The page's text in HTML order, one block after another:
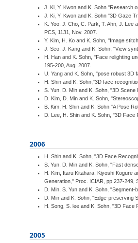
J. Ki, Y. Kwon and K. Sohn "Research
J. Ki, Y. Kwon and K. Sohn "3D Gaze
K. Yoo, J. Cho, C. Park, T. Ahn, J. Lee
PCS, 1131, Nov. 2007.
Y. Kim, H. Ko and K. Sohn, "Image
J. Seo, J. Kang and K. Sohn, "View
H. Han and K. Sohn, "Face relighting
195-200, Aug. 2007.
U. Yang and K. Sohn, "pose robust 3D
H. Shin and K. Sohn,"3D face
S. Yun, D. Min and K. Sohn, "3D
D. Kim, D. Min and K. Sohn,
B. Kim, H. Shin and K. Sohn "A Pose
D. Lee, H. Shin and K. Sohn, "3D
2006
H. Shin and K. Sohn, "3D Face
S. Yun, D. Min and K. Sohn, "Fast
H. Kim, Itaru Kitahara, Kiyoshi Kogure
Generation," Proc. ICIAR, pp 237-249,
D. Min, S. Yun and K. Sohn,
D. Min and K. Sohn, "Edge-preserving
H. Song, S. lee and K. Sohn, "3D
2005